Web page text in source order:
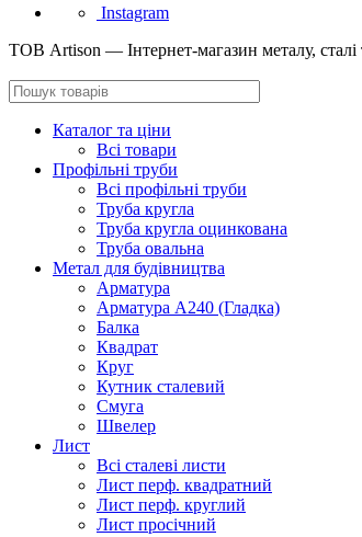
Instagram
ТОВ Artison — Інтернет-магазин металу, сталі
Каталог та ціни
Всі товари
Профільні труби
Всі профільні труби
Труба кругла
Труба кругла оцинкована
Труба овальна
Метал для будівництва
Арматура
Арматура А240 (Гладка)
Балка
Квадрат
Круг
Кутник сталевий
Смуга
Швелер
Лист
Всі сталеві листи
Лист перф. квадратний
Лист перф. круглий
Лист просічний